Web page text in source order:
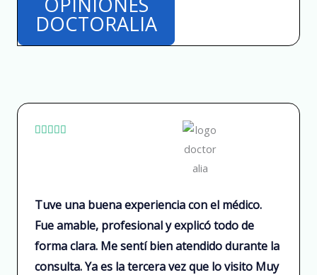
DOCTORALIA

d
5
o
u
Tuve una buena experiencia con el médico.
Fue amable, profesional y explicó todo de
forma clara. Me sentí bien atendido durante la
consulta. Ya es la tercera vez que lo visito Muy